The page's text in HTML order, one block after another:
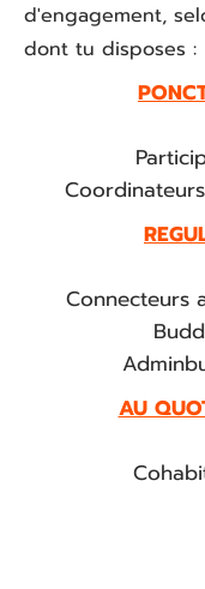
d'engagement,
dont tu disposes :
Connecteurs
AU